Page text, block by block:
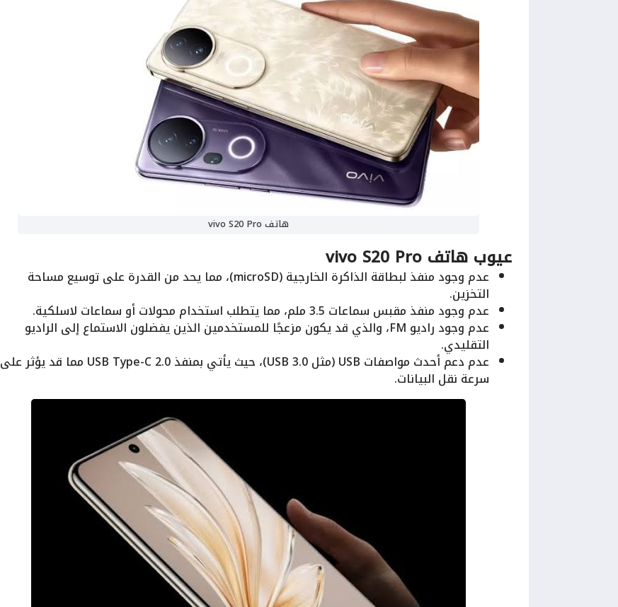
هاتف vivo S20 Pro
عيوب هاتف vivo S20 Pro
عدم وجود منفذ لبطاقة الذاكرة الخارجية (microSD)، مما يحد من القدرة على توسيع مساحة
التخزين.
عدم وجود منفذ مقبس سماعات 3.5 ملم، مما يتطلب استخدام محولات أو سماعات لاسلكية.
عدم وجود راديو FM، والذي قد يكون مزعجًا للمستخدمين الذين يفضلون الاستماع إلى الراديو
التقليدي.
عدم دعم أحدث مواصفات USB (مثل USB 3.0)، حيث يأتي بمنفذ USB Type-C 2.0 مما قد يؤثر على
سرعة نقل البيانات.